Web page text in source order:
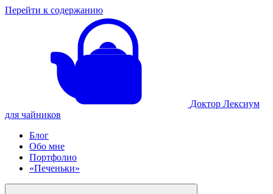
Перейти к содержанию
Доктор Лексиум
для чайников
Блог
Обо мне
Портфолио
«Печеньки»